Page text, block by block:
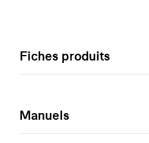
Fiches produits
Manuels